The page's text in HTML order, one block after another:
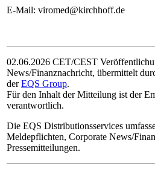
E-Mail: viromed@kirchhoff.de
02.06.2026 CET/CEST
News/Finanznachricht, übermittelt
derEQS Group.
Für den Inhalt der Mitteilung ist der
verantwortlich.
Die EQS Distributionsservices
Meldepflichten, Corporate News/
Pressemitteilungen.